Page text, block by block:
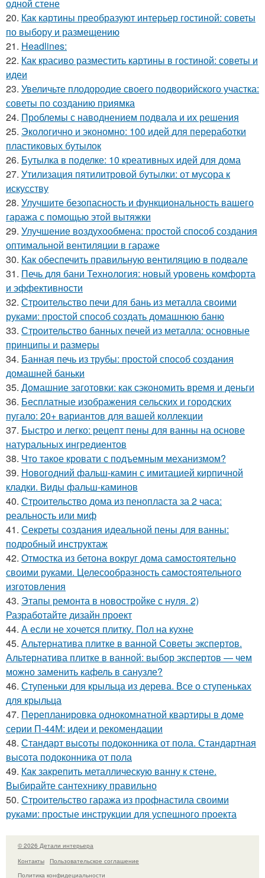
одной стене
20. Как картины преобразуют интерьер гостиной: советы
по выбору и размещению
21. Headlines:
22. Как красиво разместить картины в гостиной: советы и
идеи
23. Увеличьте плодородие своего подворийского участка:
советы по созданию приямка
24. Проблемы с наводнением подвала и их решения
25. Экологично и экономно: 100 идей для переработки
пластиковых бутылок
26. Бутылка в поделке: 10 креативных идей для дома
27. Утилизация пятилитровой бутылки: от мусора к
искусству
28. Улучшите безопасность и функциональность вашего
гаража с помощью этой вытяжки
29. Улучшение воздухообмена: простой способ создания
оптимальной вентиляции в гараже
30. Как обеспечить правильную вентиляцию в подвале
31. Печь для бани Технология: новый уровень комфорта
и эффективности
32. Строительство печи для бань из металла своими
руками: простой способ создать домашнюю баню
33. Строительство банных печей из металла: основные
принципы и размеры
34. Банная печь из трубы: простой способ создания
домашней баньки
35. Домашние заготовки: как сэкономить время и деньги
36. Бесплатные изображения сельских и городских
пугало: 20+ вариантов для вашей коллекции
37. Быстро и легко: рецепт пены для ванны на основе
натуральных ингредиентов
38. Что такое кровати с подъемным механизмом?
39. Новогодний фальш-камин с имитацией кирпичной
кладки. Виды фальш-каминов
40. Строительство дома из пенопласта за 2 часа:
реальность или миф
41. Секреты создания идеальной пены для ванны:
подробный инструктаж
42. Отмостка из бетона вокруг дома самостоятельно
своими руками. Целесообразность самостоятельного
изготовления
43. Этапы ремонта в новостройке с нуля. 2)
Разработайте дизайн проект
44. А если не хочется плитку. Пол на кухне
45. Альтернатива плитке в ванной Советы экспертов.
Альтернатива плитке в ванной: выбор экспертов — чем
можно заменить кафель в санузле?
46. Ступеньки для крыльца из дерева. Все о ступеньках
для крыльца
47. Перепланировка однокомнатной квартиры в доме
серии П-44М: идеи и рекомендации
48. Стандарт высоты подоконника от пола. Стандартная
высота подоконника от пола
49. Как закрепить металлическую ванну к стене.
Выбирайте сантехнику правильно
50. Строительство гаража из профнастила своими
руками: простые инструкции для успешного проекта
© 2026 Детали интерьера
Контакты
Пользовательское соглашение
Политика конфидециальности